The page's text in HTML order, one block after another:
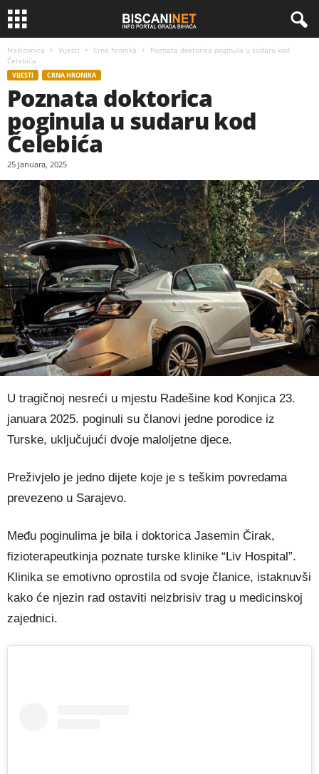
Naslovnica Vijesti Crna hronika
Poznata doktorica poginula u sudaru kod
Čelebića
VIJESTI CRNA HRONIKA
Poznata doktorica
poginula u sudaru kod
Čelebića
25 Januara, 2025
U tragičnoj nesreći u mjestu Radešine kod Konjica 23.
januara 2025. poginuli su članovi jedne porodice iz
Turske, uključujući dvoje maloljetne djece.
Preživjelo je jedno dijete koje je s teškim povredama
prevezeno u Sarajevo.
Među poginulima je bila i doktorica Jasemin Čirak,
fizioterapeutkinja poznate turske klinike “Liv Hospital”.
Klinika se emotivno oprostila od svoje članice, istaknuvši
kako će njezin rad ostaviti neizbrisiv trag u medicinskoj
zajednici.